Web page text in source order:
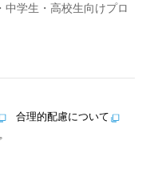
学生・高校生向けプロ
合理的配慮について